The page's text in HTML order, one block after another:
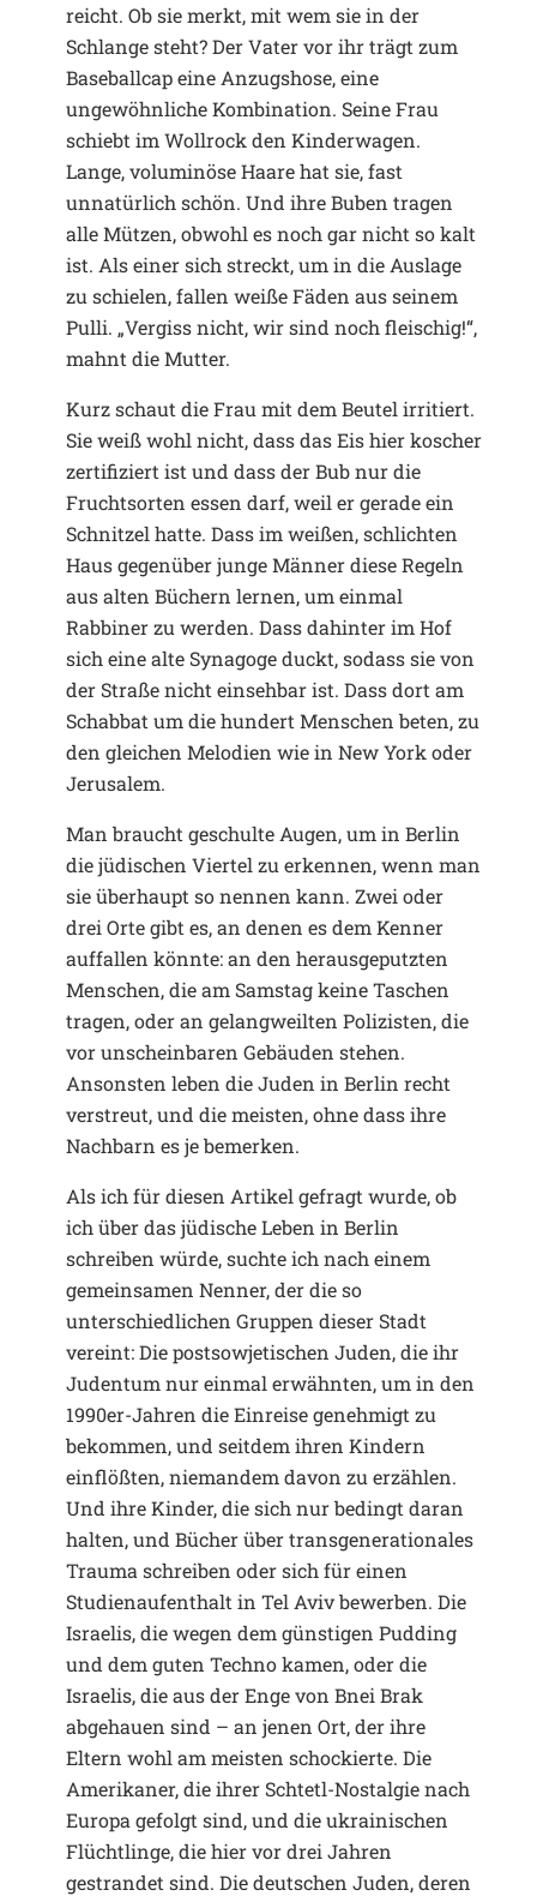
reicht. Ob sie merkt, mit wem sie in der
Schlange steht? Der Vater vor ihr trägt zum
Baseballcap eine Anzugshose, eine
ungewöhnliche Kombination. Seine Frau
schiebt im Wollrock den Kinderwagen.
Lange, voluminöse Haare hat sie, fast
unnatürlich schön. Und ihre Buben tragen
alle Mützen, obwohl es noch gar nicht so kalt
ist. Als einer sich streckt, um in die Auslage
zu schielen, fallen weiße Fäden aus seinem
Pulli. „Vergiss nicht, wir sind noch fleischig!“,
mahnt die Mutter.
Kurz schaut die Frau mit dem Beutel irritiert.
Sie weiß wohl nicht, dass das Eis hier koscher
zertifiziert ist und dass der Bub nur die
Fruchtsorten essen darf, weil er gerade ein
Schnitzel hatte. Dass im weißen, schlichten
Haus gegenüber junge Männer diese Regeln
aus alten Büchern lernen, um einmal
Rabbiner zu werden. Dass dahinter im Hof
sich eine alte Synagoge duckt, sodass sie von
der Straße nicht einsehbar ist. Dass dort am
Schabbat um die hundert Menschen beten, zu
den gleichen Melodien wie in New York oder
Jerusalem.
Man braucht geschulte Augen, um in Berlin
die jüdischen Viertel zu erkennen, wenn man
sie überhaupt so nennen kann. Zwei oder
drei Orte gibt es, an denen es dem Kenner
auffallen könnte: an den herausgeputzten
Menschen, die am Samstag keine Taschen
tragen, oder an gelangweilten Polizisten, die
vor unscheinbaren Gebäuden stehen.
Ansonsten leben die Juden in Berlin recht
verstreut, und die meisten, ohne dass ihre
Nachbarn es je bemerken.
Als ich für diesen Artikel gefragt wurde, ob
ich über das jüdische Leben in Berlin
schreiben würde, suchte ich nach einem
gemeinsamen Nenner, der die so
unterschiedlichen Gruppen dieser Stadt
vereint: Die postsowjetischen Juden, die ihr
Judentum nur einmal erwähnten, um in den
1990er-Jahren die Einreise genehmigt zu
bekommen, und seitdem ihren Kindern
einflößten, niemandem davon zu erzählen.
Und ihre Kinder, die sich nur bedingt daran
halten, und Bücher über transgenerationales
Trauma schreiben oder sich für einen
Studienaufenthalt in Tel Aviv bewerben. Die
Israelis, die wegen dem günstigen Pudding
und dem guten Techno kamen, oder die
Israelis, die aus der Enge von Bnei Brak
abgehauen sind – an jenen Ort, der ihre
Eltern wohl am meisten schockierte. Die
Amerikaner, die ihrer Schtetl-Nostalgie nach
Europa gefolgt sind, und die ukrainischen
Flüchtlinge, die hier vor drei Jahren
gestrandet sind. Die deutschen Juden, deren